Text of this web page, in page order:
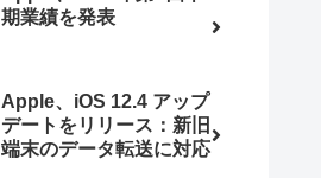
期業績を発表
Apple、iOS 12.4 アップ
デートをリリース：新旧
端末のデータ転送に対応